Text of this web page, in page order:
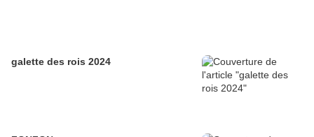
galette des rois 2024